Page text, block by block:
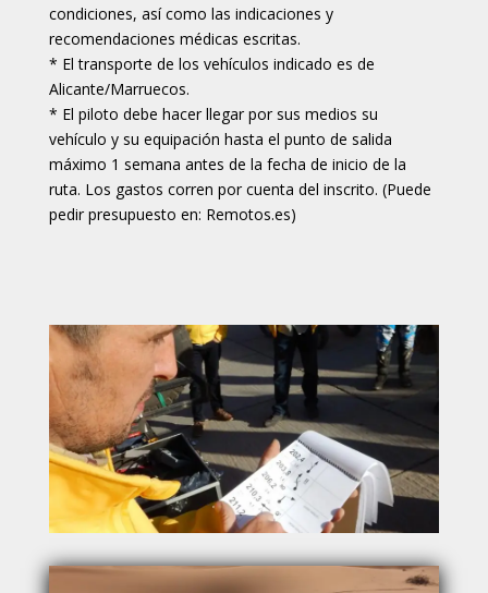
condiciones, así como las indicaciones y
recomendaciones médicas escritas.
* El transporte de los vehículos indicado es de
Alicante/Marruecos.
* El piloto debe hacer llegar por sus medios su
vehículo y su equipación hasta el punto de salida
máximo 1 semana antes de la fecha de inicio de la
ruta. Los gastos corren por cuenta del inscrito. (Puede
pedir presupuesto en: Remotos.es)